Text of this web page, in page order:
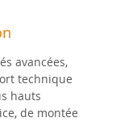
avancées,
technique
hauts
de montée